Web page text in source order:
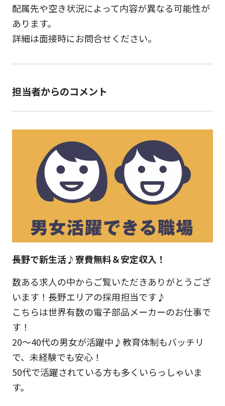
配属先や空き状況によって内容が異なる可能性が
あります。
詳細は面接時にお問合せください。
担当者からのコメント
長野で新生活♪寮費無料＆安定収入！
数ある求人の中からご覧いただきありがとうござ
います！長野エリアの採用担当です♪
こちらは世界有数の電子部品メーカーのお仕事で
す！
20～40代の男女が活躍中♪教育体制もバッチリ
で、未経験でも安心！
50代で活躍されている方も多くいらっしゃいま
す。